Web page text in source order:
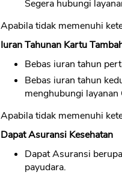
Segera hubungi
Apabila tidak memenuhi
Iuran Tahunan Kartu
Bebas iuran tahun
Bebas iuran tahun
menghubungi
Apabila tidak memenuhi
Dapat Asuransi Kesehatan
Dapat Asuransi
payudara.